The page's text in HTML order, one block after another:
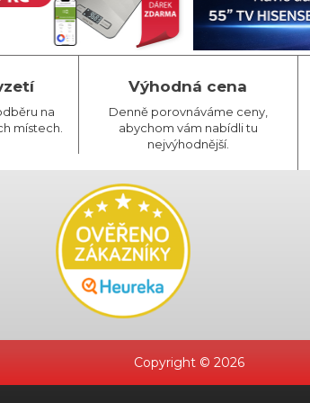
na
místech.
Výhodná cena
Denně porovnáváme ceny,
abychom vám nabídli tu
nejvýhodnější.
Copyright © 2026